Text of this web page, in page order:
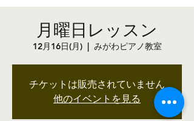
月曜日レッスン
12月16日(月)
  |
みがわピアノ教室
チケットは販売されていません
他のイベントを見る